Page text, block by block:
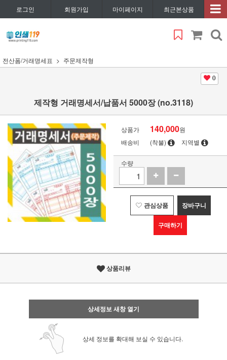
로그인 회원가입 마이페이지 최근본상품
전산폼/거래명세표 주문제작형
0
제작형 거래명세서/납품서 5000장 (no.3118)
상품가 140,000원
배송비
(착불) 지역별
수량
관심상품 장바구니
구매하기
상품리뷰
상세정보 새창 열기
상세 정보를 확대해 보실 수 있습니다.